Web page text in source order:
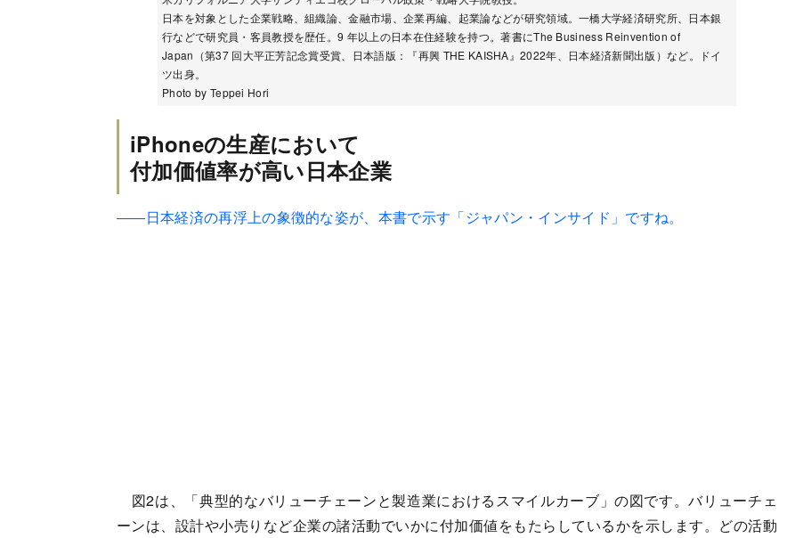
日本を対象とした企業戦略、組織論、金融市場、企業再編、起業論などが研究領域。一橋大学経済研究所、日本銀
行などで研究員・客員教授を歴任。9 年以上の日本在住経験を持つ。著書にThe Business Reinvention of
Japan（第37 回大平正芳記念賞受賞、日本語版：『再興 THE KAISHA』2022年、日本経済新聞出版）など。ドイ
ツ出身。
Photo by Teppei Hori
iPhoneの生産において
付加価値率が高い日本企業
――日本経済の再浮上の象徴的な姿が、本書で示す「ジャパン・インサイド」ですね。
図2は、「典型的なバリューチェーンと製造業におけるスマイルカーブ」の図です。バリューチェ
ーンは、設計や小売りなど企業の諸活動でいかに付加価値をもたらしているかを示します。どの活動